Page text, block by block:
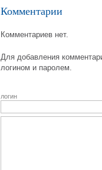
Комментарии
Комментариев нет.
Для добавления
логином и паролем.
логин